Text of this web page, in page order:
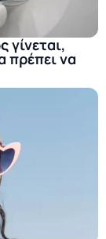
γίνεται,
πρέπει να